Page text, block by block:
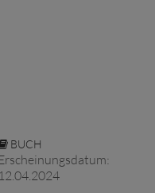
BUCH
12.04.2024